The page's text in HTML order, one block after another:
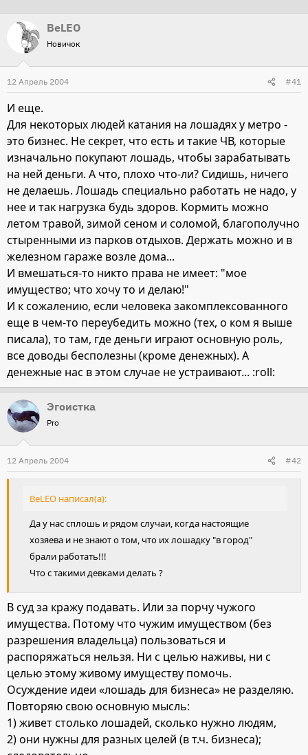
р
т
е
ы
а
н
а
ч
а
BeLEO
Новичок
12 Апрель 2004 #41
И еще.
Для некоторых людей катания на лошадях у метро -
это бизнес. Не секрет, что есть и такие ЧВ, которые
изначально покупают лошадь, чтобы зарабатывать
на ней деньги. А что, плохо что-ли? Сидишь, ничего
не делаешь. Лошадь специально работать не надо, у
нее и так нагрузка будь здоров. Кормить можно
летом травой, зимой сеном и соломой, благополучно
стыренными из парков отдыхов. Держать можно и в
железном гараже возле дома...
И вмешаться-то никто права не имеет: "мое
имущество; что хочу то и делаю!"
И к сожалению, если человека закомплексованного
еще в чем-то переубедить можно (тех, о ком я выше
писала), то там, где деньги играют основную роль,
все доводы бесполезны (кроме денежных). А
денежные нас в этом случае не устраивают... :roll:
Эгоистка
Pro
12 Апрель 2004 #42
BeLEO написал(а):
Да у нас сплошь и рядом случаи, когда настоящие
хозяева и не знают о том, что их лошадку "в город"
брали работать!!!
Что с такими девками делать ?
В суд за кражу подавать. Или за порчу чужого
имущества. Потому что чужим имуществом (без
разрешения владельца) пользоваться и
распоряжаться нельзя. Ни с целью наживы, ни с
целью этому живому имуществу помочь.
Осуждение идеи «лошадь для бизнеса» не разделяю.
Повторяю свою основную мысль:
1) живет столько лошадей, сколько нужно людям,
2) они нужны для разных целей (в т.ч. бизнеса);